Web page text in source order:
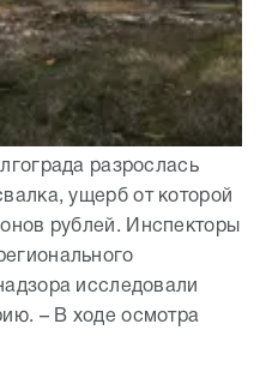
разрослась
ущерб от которой
рублей. Инспекторы
исследовали
– В ходе осмотра